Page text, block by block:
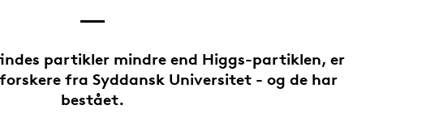
partikler mindre end Higgs-partiklen, er
fra Syddansk Universitet - og de har
bestået.